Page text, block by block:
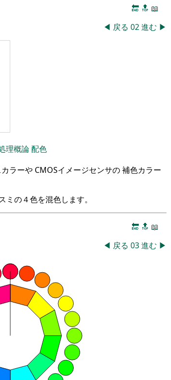
🔚 🔝 📖
◀ 戻る 02進む ▶
理概論配色
ラーや CMOSイメージセンサの 補色カラー
ミの４色を混色します。
🔚 🔝 📖
◀ 戻る 03進む ▶